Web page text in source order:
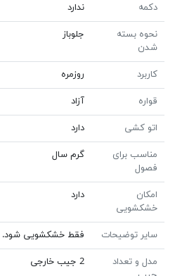
دکمه ندارد
نحوه بسته
شدن
جلوباز
کاربرد روزمره
قواره آزاد
اتو کشی دارد
مناسب برای
فصول
گرم سال
امکان
خشکشویی
دارد
سایر توضیحات فقط خشکشویی شود.
مدل و تعداد
2 جیب خارجی